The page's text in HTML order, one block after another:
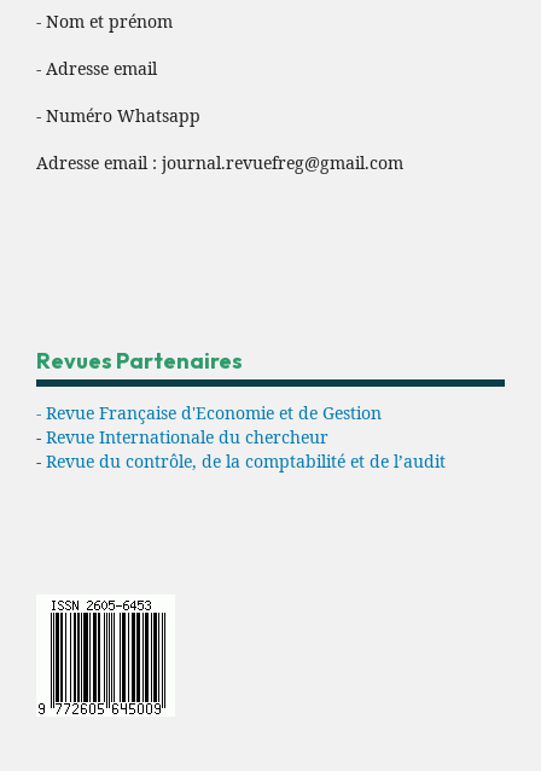
- Nom et prénom
- Adresse email
- Numéro Whatsapp
Adresse email : journal.revuefreg@gmail.com
Revues Partenaires
- Revue Française d'Economie et de Gestion
- Revue Internationale du chercheur
- Revue du contrôle, de la comptabilité et de l’audit